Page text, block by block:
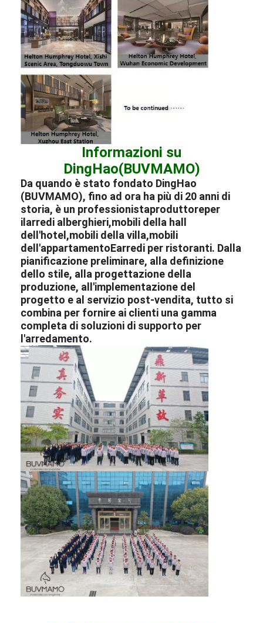
Informazioni su
DingHao(BUVMAMO)
Da quando è stato fondato DingHao
(BUVMAMO), fino ad ora ha più di 20 anni di
storia, è un professionistaproduttoreper
il arredi alberghieri,mobili della hall
dell'hotel ,mobili della villa,mobili
dell'appartamentoEarredi per ristoranti. Dalla
pianificazione preliminare, alla definizione
dello stile, alla progettazione della
produzione, all'implementazione del
progetto e al servizio post-vendita, tutto si
combina per fornire ai clienti una gamma
completa di soluzioni di supporto per
l'arredamento.